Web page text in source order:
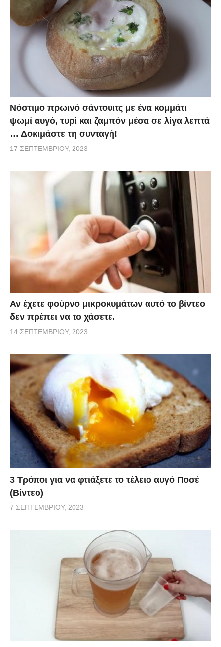
Νόστιμο πρωινό σάντουιτς με ένα κομμάτι
ψωμί αυγό, τυρί και ζαμπόν μέσα σε λίγα λεπτά
… Δοκιμάστε τη συνταγή!
17 ΣΕΠΤΕΜΒΡΊΟΥ, 2023
Αν έχετε φούρνο μικροκυμάτων αυτό το βίντεο
δεν πρέπει να το χάσετε.
14 ΣΕΠΤΕΜΒΡΊΟΥ, 2023
3 Τρόποι για να φτιάξετε το τέλειο αυγό Ποσέ
(Βίντεο)
7 ΣΕΠΤΕΜΒΡΊΟΥ, 2023